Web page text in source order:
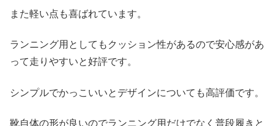
また軽い点も喜ばれています。
ランニング用としてもクッション性があるので安心感があ
って走りやすいと好評です。
シンプルでかっこいいとデザインについても高評価です。
靴自体の形が良いのでランニング用だけでなく普段履きと